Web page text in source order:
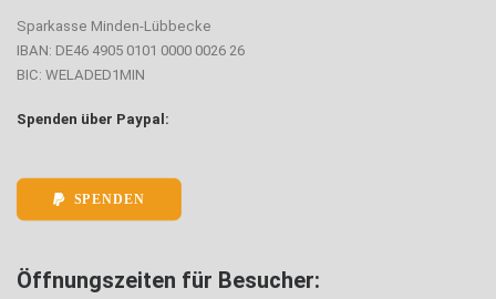
Sparkasse Minden-Lübbecke
IBAN: DE46 4905 0101 0000 0026 26
BIC: WELADED1MIN
Spenden über Paypal:
SPENDEN
Öffnungszeiten für Besucher: